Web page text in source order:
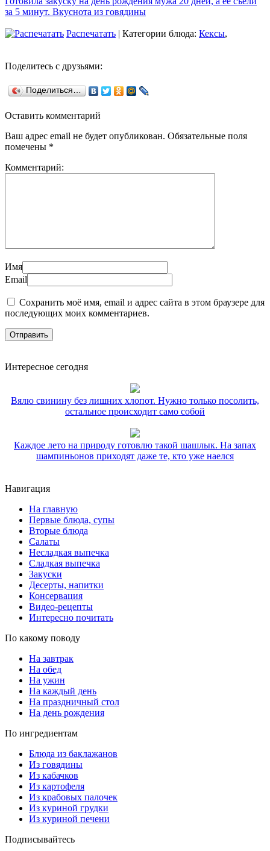
за 5 минут. Вкуснота из говядины
Распечатать | Категории блюда: Кексы,
Поделитесь с друзьями:
Поделиться…
Оставить комментарий
Ваш адрес email не будет опубликован. Обязательные поля
помечены *
Комментарий:
Имя
Email
Сохранить моё имя, email и адрес сайта в этом браузере для
последующих моих комментариев.
Интересное сегодня
Вялю свинину без лишних хлопот. Нужно только посолить,
остальное происходит само собой
Каждое лето на природу готовлю такой шашлык. На запах
шампиньонов приходят даже те, кто уже наелся
Навигация
На главную
Первые блюда, супы
Вторые блюда
Салаты
Несладкая выпечка
Сладкая выпечка
Закуски
Десерты, напитки
Консервация
Видео-рецепты
Интересно почитать
По какому поводу
На завтрак
На обед
На ужин
На каждый день
На праздничный стол
На день рождения
По ингредиентам
Блюда из баклажанов
Из говядины
Из кабачков
Из картофеля
Из крабовых палочек
Из куриной грудки
Из куриной печени
Подписывайтесь